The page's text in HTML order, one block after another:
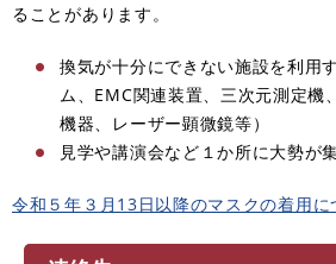
ることがあります。
換気が十分にできない施設を利用
ム、EMC関連装置、三次元測定機
機器、レーザー顕微鏡等）
見学や講演会など１か所に大勢が
令和５年３月13日以降のマスクの着用に